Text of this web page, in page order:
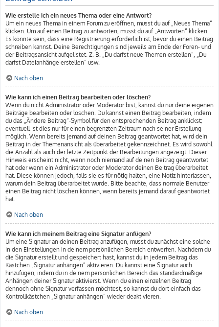
Wie erstelle ich ein neues Thema oder eine Antwort?
Um ein neues Thema in einem Forum zu eröffnen, musst du auf „Neues Thema“
klicken. Um auf einen Beitrag zu antworten, musst du auf „Antworten“ klicken.
Es könnte sein, dass eine Registrierung erforderlich ist, bevor du einen Beitrag
schreiben kannst. Deine Berechtigungen sind jeweils am Ende der Foren- und
der Beitragsansicht aufgelistet. Z. B. „Du darfst neue Themen erstellen“, „Du
darfst Dateianhänge erstellen“ usw.
Nach oben
Wie kann ich einen Beitrag bearbeiten oder löschen?
Wenn du nicht Administrator oder Moderator bist, kannst du nur deine eigenen
Beiträge bearbeiten oder löschen. Du kannst einen Beitrag bearbeiten, indem
du das „Ändere Beitrag“-Symbol für den entsprechenden Beitrag anklickst;
eventuell ist dies nur für einen begrenzten Zeitraum nach seiner Erstellung
möglich. Wenn bereits jemand auf deinen Beitrag geantwortet hat, wird dein
Beitrag in der Themenansicht als überarbeitet gekennzeichnet. Es wird sowohl
die Anzahl als auch der letzte Zeitpunkt der Bearbeitungen angezeigt. Dieser
Hinweis erscheint nicht, wenn noch niemand auf deinen Beitrag geantwortet
hat oder wenn ein Administrator oder Moderator deinen Beitrag überarbeitet
hat. Diese können jedoch, falls sie es für nötig halten, eine Notiz hinterlassen,
warum dein Beitrag überarbeitet wurde. Bitte beachte, dass normale Benutzer
einen Beitrag nicht löschen können, wenn bereits jemand darauf geantwortet
hat.
Nach oben
Wie kann ich meinem Beitrag eine Signatur anfügen?
Um eine Signatur an deinen Beitrag anzufügen, musst du zunächst eine solche
in den Einstellungen in deinem persönlichen Bereich entwerfen. Nachdem du
die Signatur erstellt und gespeichert hast, kannst du in jedem Beitrag das
Kästchen „Signatur anhängen“ aktivieren. Du kannst eine Signatur auch
hinzufügen, indem du in deinem persönlichen Bereich das standardmäßige
Anhängen deiner Signatur aktivierst. Wenn du einen einzelnen Beitrag
dennoch ohne Signatur verfassen möchtest, so kannst du dort einfach das
Kontrollkästchen „Signatur anhängen“ wieder deaktivieren.
Nach oben